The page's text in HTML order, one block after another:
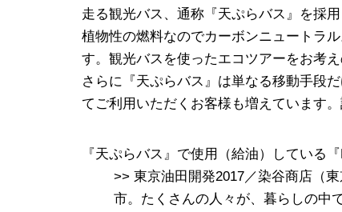
走る観光バス、通称『天ぷらバス』を採
植物性の燃料なのでカーボンニュートラ
す。観光バスを使ったエコツアーをお考
さらに『天ぷらバス』は単なる移動手段
てご利用いただくお客様も増えています
『天ぷらバス』で使用（給油）している『
>> 東京油田開発2017／染谷商店（
市。たくさんの人々が、暮らしの中